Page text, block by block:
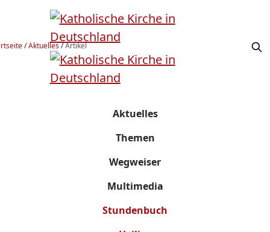
/Aktuelles/Artikel
Aktuelles
Themen
Wegweiser
Multimedia
Stundenbuch